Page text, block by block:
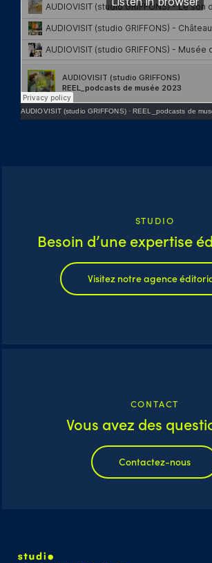
AUDIOVISIT (studio GRIFFONS)·REEL_podcasts de
STUDIO
Besoin d’une expertise
Visitez notre agence
CONTACT
Vous avez des
Contactez-nous